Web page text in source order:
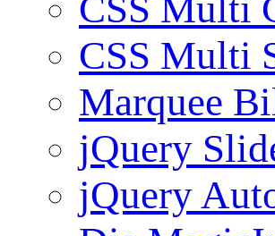
CSS Multi
Marquee
jQuery
jQuery